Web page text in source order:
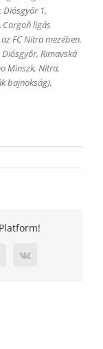
1,
Corgoň ligás
FC Nitra mezében.
Rimavská
Minszk, Nitra,
bajnokság),
Vk